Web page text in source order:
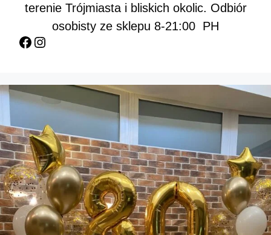
terenie Trójmiasta i bliskich okolic. Odbiór
osobisty ze sklepu 8-21:00 PH